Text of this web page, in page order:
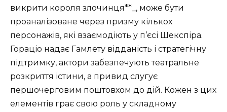
викрити короля злочинця**_, може бути
проаналізоване через призму кількох
персонажів, які взаємодіють у п’єсі Шекспіра.
Гораціо надає Гамлету відданість і стратегічну
підтримку, актори забезпечують театральне
розкриття істини, а привид слугує
першочерговим поштовхом до дій. Кожен з цих
елементів грає свою роль у складному